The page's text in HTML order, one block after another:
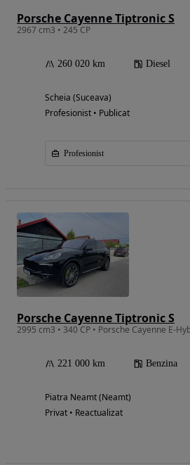
Porsche Cayenne Tiptronic S
2967 cm3 • 245 CP
260 020 km Diesel
Scheia (Suceava)
Profesionist • Publicat
Profesionist
Porsche Cayenne Tiptronic S
221 000 km Benzina
Piatra Neamt (Neamt)
Privat • Reactualizat